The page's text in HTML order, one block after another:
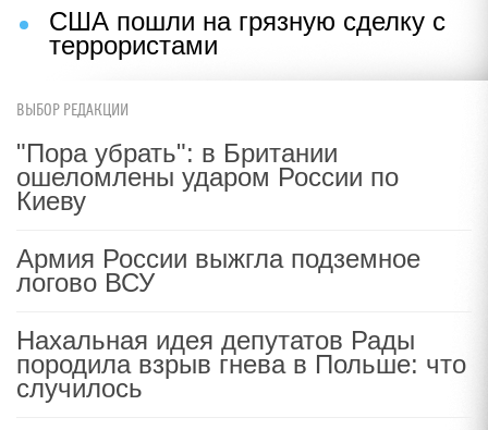
США пошли на грязную сделку с
террористами
ВЫБОР РЕДАКЦИИ
"Пора убрать": в Британии
ошеломлены ударом России по
Киеву
Армия России выжгла подземное
логово ВСУ
Нахальная идея депутатов Рады
породила взрыв гнева в Польше: что
случилось